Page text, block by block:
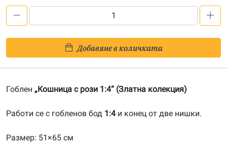
с
рози
20160744
Добавяне в количката
Гоблен „Кошница с рози 1:4“ (Златна колекция)
Работи се с гобленов бод 1:4и конец от две нишки.
Размер: 51×65 см